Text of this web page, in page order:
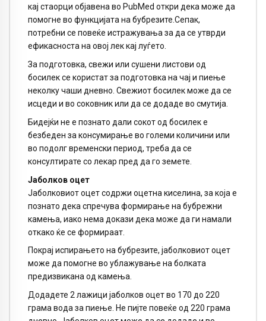
кај стаорци објавена во PubMed откри дека може да
помогне во функцијата на бубрезите.Сепак,
потребни се повеќе истражувања за да се утврди
ефикасноста на овој лек кај луѓето.
За подготовка, свежи или сушени листови од
босилек се користат за подготовка на чај и пиење
неколку чаши дневно. Свежиот босилек може да се
исцеди и во соковник или да се додаде во смутија.
Бидејќи не е познато дали сокот од босилек е
безбеден за консумирање во големи количини или
во подолг временски период, треба да се
консултирате со лекар пред да го земете.
Јаболков оцет
Јаболковиот оцет содржи оцетна киселина, за која е
познато дека спречува формирање на бубрежни
камења, иако нема докази дека може да ги намали
откако ќе се формираат.
Покрај испирањето на бубрезите, јаболковиот оцет
може да помогне во ублажување на болката
предизвикана од камења.
Додадете 2 лажици јаболков оцет во 170 до 220
грама вода за пиење. Не пијте повеќе од 220 грама